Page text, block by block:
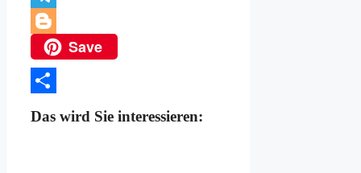
Telegram
BloggerSave
Das wird Sie interessieren: